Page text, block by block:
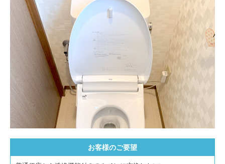
お客様のご要望